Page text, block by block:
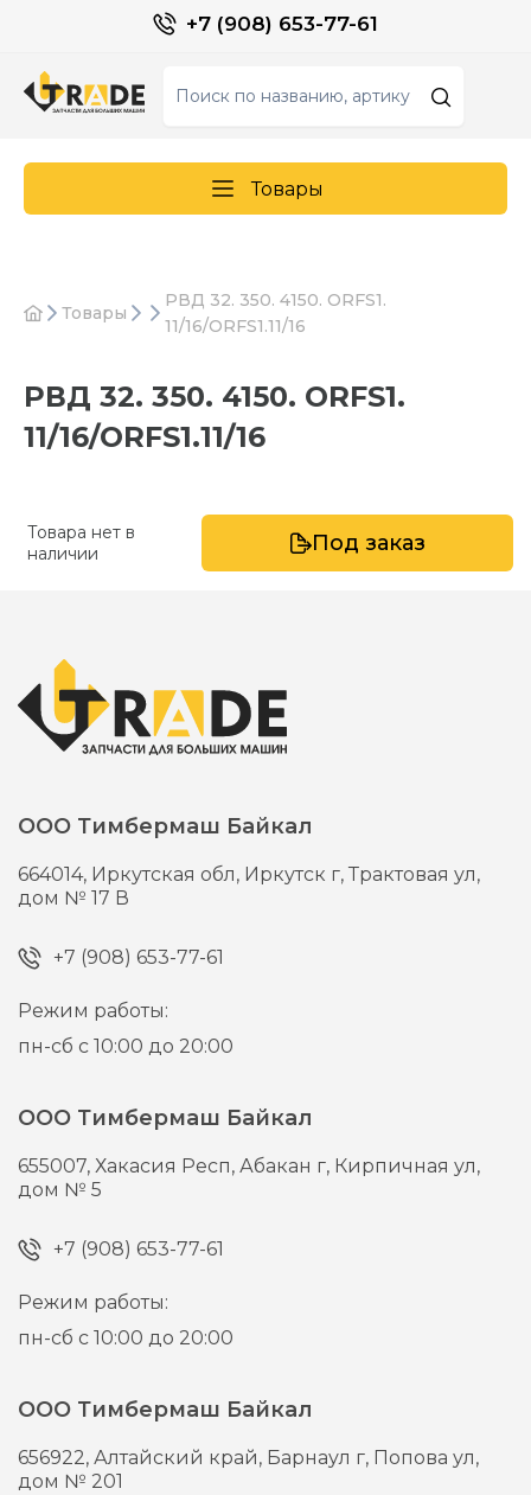
+7 (908) 653-77-61
Товары
Товары
РВД 32. 350. 4150. ORFS1.
11/16/ORFS1.11/16
РВД 32. 350. 4150. ORFS1.
11/16/ORFS1.11/16
Товара нет в
наличии
Под заказ
ООО Тимбермаш Байкал
664014, Иркутская обл, Иркутск г,Трактовая ул,
дом № 17 В
+7 (908) 653-77-61
Режим работы:
пн-сб с 10:00 до 20:00
ООО Тимбермаш Байкал
655007,Хакасия Респ, Абакан г, Кирпичная ул,
дом № 5
+7 (908) 653-77-61
Режим работы:
пн-сб с 10:00 до 20:00
ООО Тимбермаш Байкал
656922,Алтайский край, Барнаул г, Попова ул,
дом № 201